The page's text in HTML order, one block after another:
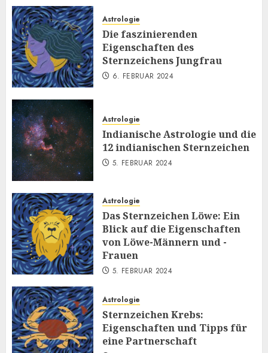
Astrologie
Die faszinierenden
Eigenschaften des
Sternzeichens Jungfrau
6. FEBRUAR 2024
Astrologie
Indianische Astrologie und die
12 indianischen Sternzeichen
5. FEBRUAR 2024
Astrologie
Das Sternzeichen Löwe: Ein
Blick auf die Eigenschaften
von Löwe-Männern und -
Frauen
5. FEBRUAR 2024
Astrologie
Sternzeichen Krebs:
Eigenschaften und Tipps für
eine Partnerschaft